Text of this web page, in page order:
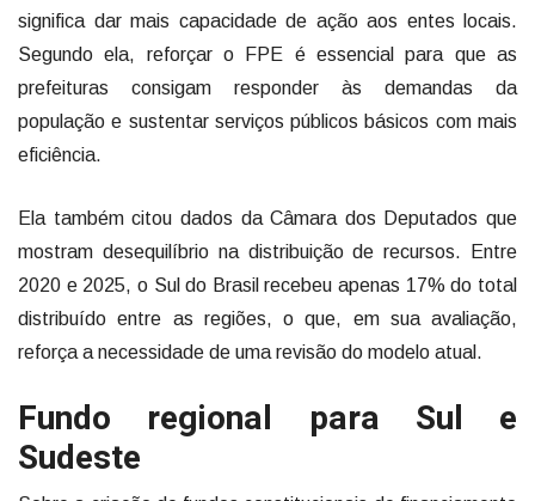
significa dar mais capacidade de ação aos entes locais.
Segundo ela, reforçar o FPE é essencial para que as
prefeituras consigam responder às demandas da
população e sustentar serviços públicos básicos com mais
eficiência.
Ela também citou dados da Câmara dos Deputados que
mostram desequilíbrio na distribuição de recursos. Entre
2020 e 2025, o Sul do Brasil recebeu apenas 17% do total
distribuído entre as regiões, o que, em sua avaliação,
reforça a necessidade de uma revisão do modelo atual.
Fundo regional para Sul e
Sudeste